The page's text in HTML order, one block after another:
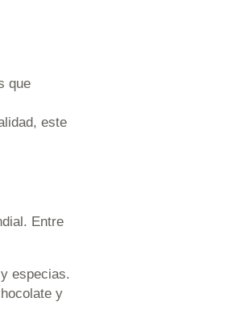
que
este
Entre
especias.
y